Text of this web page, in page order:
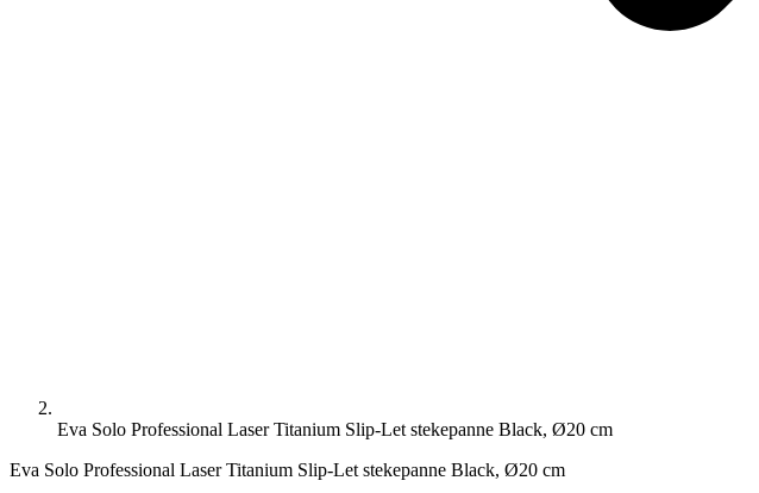
Eva Solo Professional Laser Titanium Slip-Let stekepanne Black, Ø20 cm
Eva Solo Professional Laser Titanium Slip-Let stekepanne Black, Ø20 cm